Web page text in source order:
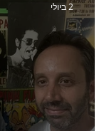
2 ביולי